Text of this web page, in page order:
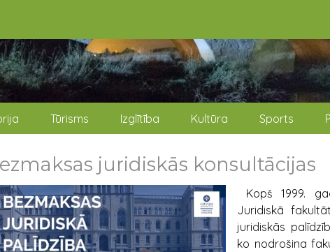
Tūrisms Izglītība Kultūra Sports
juridiskās konsultācijas
Kopš 1999.
Juridiskā
juridiskās
ko nodrošina